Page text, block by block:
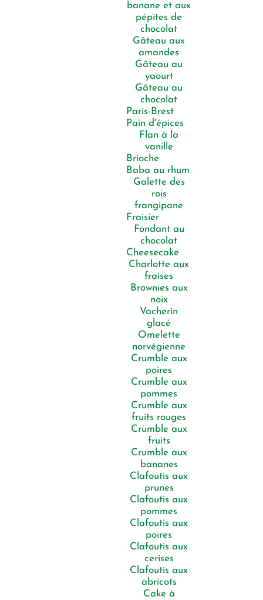
banane et aux
pépites de
chocolat
Gâteau aux
amandes
Gâteau au
yaourt
Gâteau au
chocolat
Paris-Brest
Pain d'épices
Flan à la
vanille
Brioche
Baba au rhum
Galette des
rois
frangipane
Fraisier
Fondant au
chocolat
Cheesecake
Charlotte aux
fraises
Brownies aux
noix
Vacherin
glacé
Omelette
norvégienne
Crumble aux
poires
Crumble aux
pommes
Crumble aux
fruits rouges
Crumble aux
fruits
Crumble aux
bananes
Clafoutis aux
prunes
Clafoutis aux
pommes
Clafoutis aux
poires
Clafoutis aux
cerises
Clafoutis aux
abricots
Cake à